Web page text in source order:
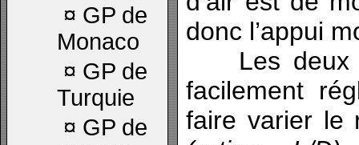
¤ GP de
Monaco
¤ GP de
Turquie
¤ GP de
donc l’appui
Les deux
facilement
faire varier le